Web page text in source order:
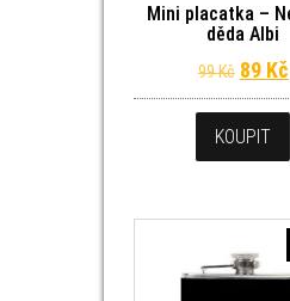
Mini placatka –
děda Albi
99Kč 89 Kč
KOUPIT